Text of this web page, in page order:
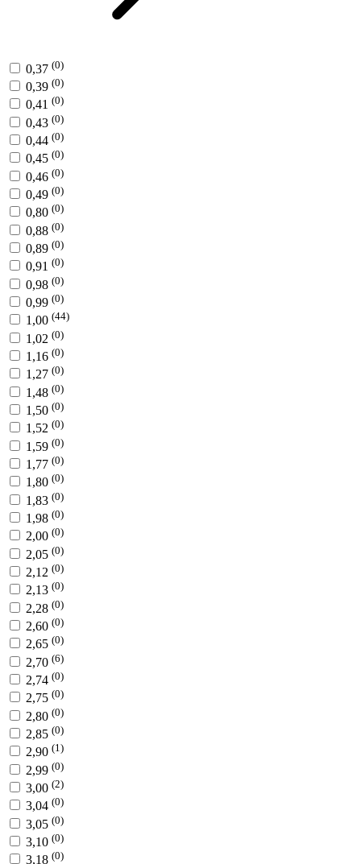
0,37 (0)
0,39 (0)
0,41 (0)
0,43 (0)
0,44 (0)
0,45 (0)
0,46 (0)
0,49 (0)
0,80 (0)
0,88 (0)
0,89 (0)
0,91 (0)
0,98 (0)
0,99 (0)
1,00 (44)
1,02 (0)
1,16 (0)
1,27 (0)
1,48 (0)
1,50 (0)
1,52 (0)
1,59 (0)
1,77 (0)
1,80 (0)
1,83 (0)
1,98 (0)
2,00 (0)
2,05 (0)
2,12 (0)
2,13 (0)
2,28 (0)
2,60 (0)
2,65 (0)
2,70 (6)
2,74 (0)
2,75 (0)
2,80 (0)
2,85 (0)
2,90 (1)
2,99 (0)
3,00 (2)
3,04 (0)
3,05 (0)
3,10 (0)
3,18 (0)